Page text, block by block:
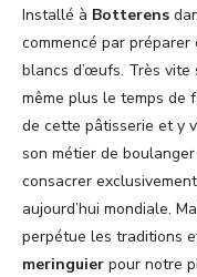
Installé à Botterens
commencé par
blancs d’œufs. Très vite
même plus le temps de
de cette pâtisserie et y
son métier de
consacrer
aujourd’hui mondiale.
perpétue les traditions
meringuier pour notre